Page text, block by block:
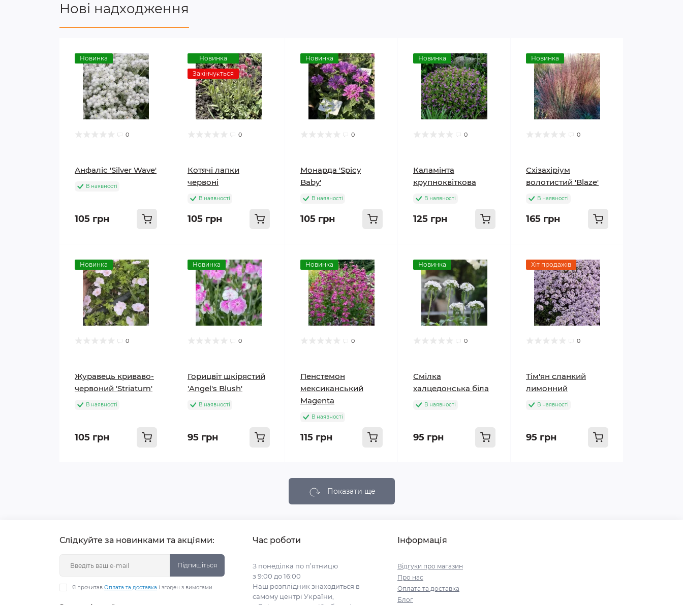
Нові надходження
Новинка
0
Анфаліс 'Silver Wave'
В наявності
105 грн
Новинка
Закінчується
0
Котячі лапки
червоні
В наявності
105 грн
Новинка
0
Монарда 'Spicy
Baby'
В наявності
105 грн
Новинка
0
Каламінта
крупноквіткова
В наявності
125 грн
Новинка
0
Схізахіріум
волотистий 'Blaze'
В наявності
165 грн
Новинка
0
Журавець криваво-
червоний 'Striatum'
В наявності
105 грн
Новинка
0
Горицвіт шкірястий
'Angel's Blush'
В наявності
95 грн
Новинка
0
Пенстемон
мексиканський
Magenta
В наявності
115 грн
Новинка
0
Смілка
халцедонська біла
В наявності
95 грн
Хіт продажів
0
Тім'ян сланкий
лимонний
В наявності
95 грн
Показати ще
Слідкуйте за новинками та акціями:
Підпишіться
Я прочитав Оплата та доставка і згоден з вимогами
Час роботи
З понеділка по п’ятницю
з 9:00 до 16:00
Наш розплідник знаходиться в
самому центрі України,
Інформація
Відгуки про магазин
Про нас
Оплата та доставка
Блог